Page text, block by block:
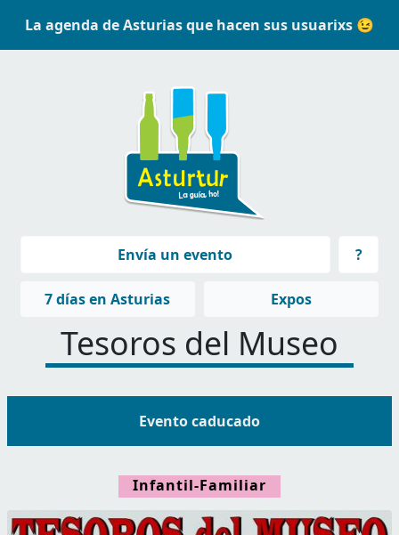
La agenda de Asturias que hacen sus usuarixs 😉
Navegación principal
Envía un evento ?
Navegación principal
7 días en Asturias Expos
Tesoros del Museo
Evento caducado
Infantil-Familiar